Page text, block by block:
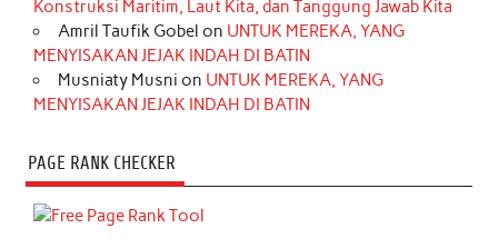
Konstruksi Maritim, Laut Kita, dan Tanggung Jawab Kita
Amril Taufik Gobel on UNTUK MEREKA, YANG
MENYISAKAN JEJAK INDAH DI BATIN
Musniaty Musni on UNTUK MEREKA, YANG
MENYISAKAN JEJAK INDAH DI BATIN
PAGE RANK CHECKER